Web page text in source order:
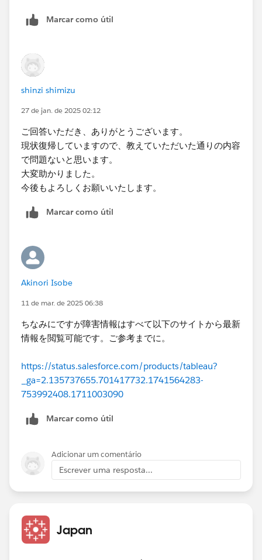
Marcar como útil
shinzi shimizu
27 de jan. de 2025 02:12
ご回答いただき、ありがとうございます。
現状復帰していますので、教えていただいた通りの内容
で問題ないと思います。
大変助かりました。
今後もよろしくお願いいたします。
Marcar como útil
Akinori Isobe
11 de mar. de 2025 06:38
ちなみにですが障害情報はすべて以下のサイトから最新
情報を閲覧可能です。ご参考までに。
https://status.salesforce.com/products/tableau?
_ga=2.135737655.701417732.1741564283-
753992408.1711003090
Marcar como útil
Adicionar um comentário
Escrever uma resposta...
Japan